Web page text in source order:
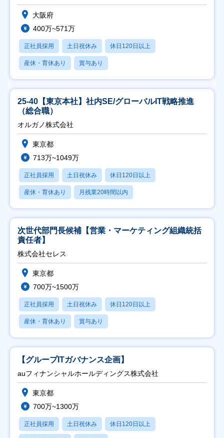
大阪府
400万~571万
正社員採用 土日祝休み 休日120日以上
産休・育休あり 賞与あり
25-40【東京本社】社内SE/グローバルIT戦略推進
（総合職）
オルガノ株式会社
東京都
713万~1049万
正社員採用 土日祝休み 休日120日以上
産休・育休あり 月残業20時間以内
次世代部門長候補【営業・マーケティング組織統括
責任者】
株式会社セレス
東京都
700万~1500万
正社員採用 土日祝休み 休日120日以上
産休・育休あり 賞与あり
【グループITガバナンス企画】
auフィナンシャルホールディングス株式会社
東京都
700万~1300万
正社員採用 土日祝休み 休日120日以上